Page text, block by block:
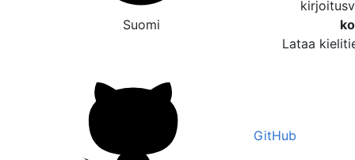
Suomi
Lataa
GitHub